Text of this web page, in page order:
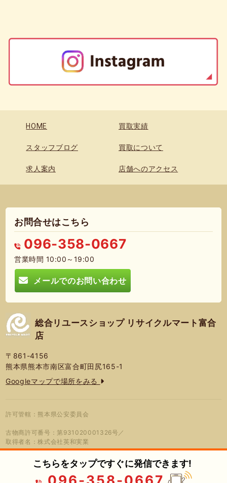
HOME 買取実績
スタッフブログ 買取について
求人案内 店舗へのアクセス
お問合せはこちら
096-358-0667
営業時間 10:00～19:00
メールでのお問い合わせ
総合リユースショップ リサイクルマート富合
店
〒861-4156
熊本県熊本市南区富合町田尻165-1
Googleマップで場所をみる
許可管轄：熊本県公安委員会
古物商許可番号：第931020001326号／
取得者名：株式会社英和実業
プライバシーポリシー 蓮営会社
© 2026年 総合リユースショップ リサ
こちらをタップですぐに発信できます!